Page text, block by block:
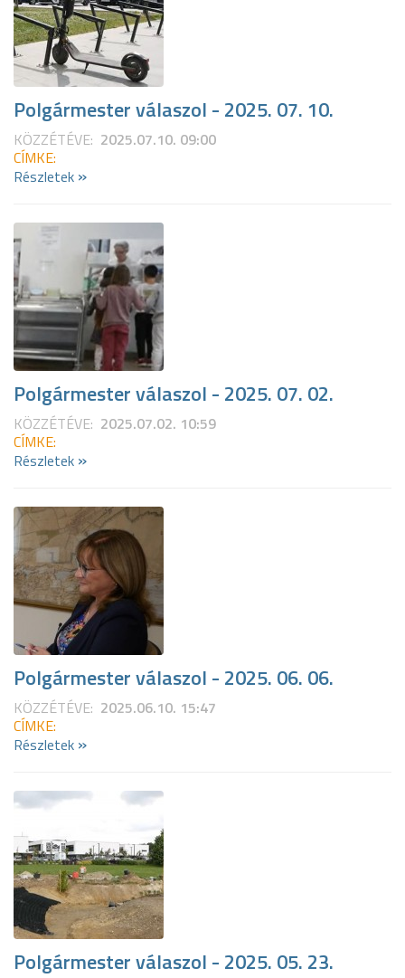
Polgármester válaszol - 2025. 07. 10.
KÖZZÉTÉVE: 2025.07.10. 09:00
CÍMKE:
Részletek »
Polgármester válaszol - 2025. 07. 02.
KÖZZÉTÉVE: 2025.07.02. 10:59
CÍMKE:
Részletek »
Polgármester válaszol - 2025. 06. 06.
KÖZZÉTÉVE: 2025.06.10. 15:47
CÍMKE:
Részletek »
Polgármester válaszol - 2025. 05. 23.